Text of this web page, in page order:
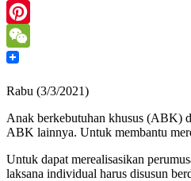
LinkedIn
Pinterest
WeChat
Rabu (3/3/2021)
Anak berkebutuhan khusus (ABK)
ABK lainnya. Untuk membantu
Untuk dapat merealisasikan
laksana individual harus disusun